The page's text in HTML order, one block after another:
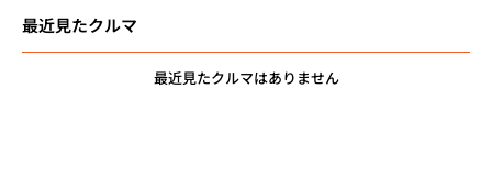
最近見たクルマ
最近見たクルマはありません